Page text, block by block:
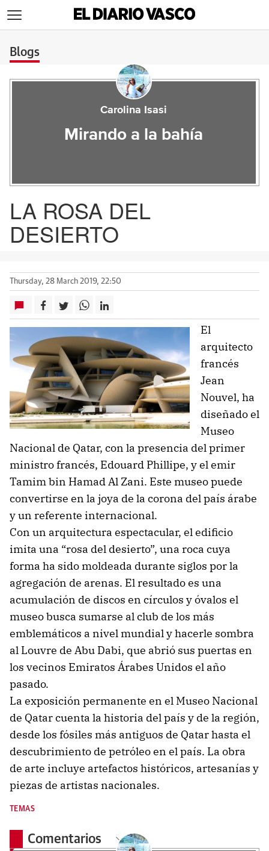
Blogs
Carolina Isasi
Mirando a la bahía
LA ROSA DEL
DESIERTO
Thursday, 28 March 2019, 22:50
El
arquitecto
francés
Jean
Nouvel, ha
diseñado el
Museo
Nacional de Qatar, con la presencia del primer
ministro francés, Edouard Phillipe, y el emir
Tamim bin Hamad Al Zani. Este museo puede
convertirse en la joya de la corona del país árabe
y un referente internacional.
Con un arquitectura espectacular, el edificio
imita una “rosa del desierto”, una roca cuya
forma ha sido moldeada durante siglos por la
agregación de arenas. El resultado es una
acumulación de discos en círculos y óvalos el
museo busca sumarse al club de los más
emblemáticos a nivel mundial y hacerle sombra
al Louvre de Abu Dabi, que abrió sus puertas en
los vecinos Emiratos Árabes Unidos el año
pasado.
La exposición permanente en el Museo Nacional
de Qatar cuenta la historia del país y de la región,
desde los fósiles más antiguos de Qatar hasta el
descubrimiento de petróleo en el país. La obra
de arte incluye artefactos históricos, artesanías y
piezas de artistas nacionales.
TEMAS
Comentarios